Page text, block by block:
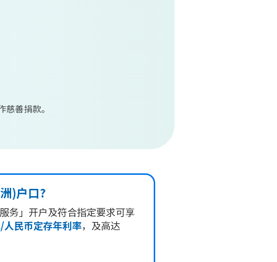
善捐款。
)户口?
务」开户及符合指定要求可享
民币定存年利率，及高达